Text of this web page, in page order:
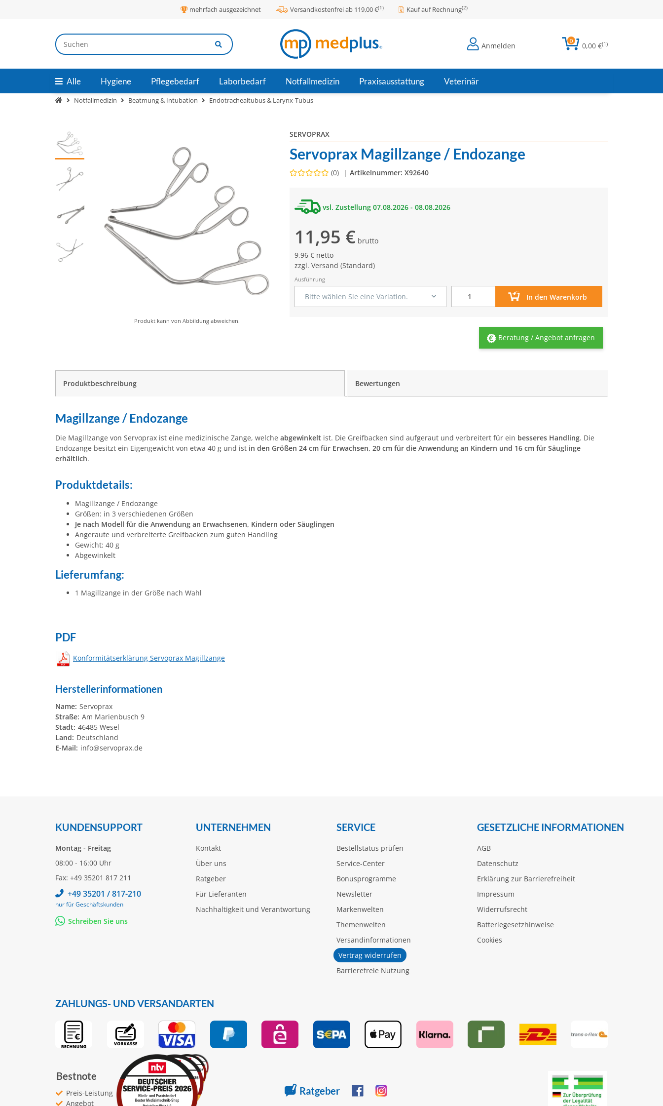
mehrfach ausgezeichnet Versandkostenfrei ab 119,00 €(1) Kauf auf Rechnung(2)
Anmelden
0
0,00 €(1)
Alle Hygiene Pflegebedarf Laborbedarf Notfallmedizin Praxisausstattung Veterinär
Notfallmedizin Beatmung & Intubation Endotrachealtubus & Larynx-Tubus
Produkt kann von Abbildung abweichen.
SERVOPRAX
Servoprax Magillzange / Endozange
(0) Artikelnummer: X92640
vsl. Zustellung 07.08.2026 - 08.08.2026
11,95 € brutto
9,96 € netto
zzgl. Versand (Standard)
Ausführung
Bitte wählen Sie eine Variation. In den Warenkorb
Beratung / Angebot anfragen
Produktbeschreibung
Bewertungen
Magillzange / Endozange
Die Magillzange von Servoprax ist eine medizinische Zange, welche abgewinkelt ist. Die Greifbacken sind aufgeraut und verbreitert für ein besseres Handling. Die
Endozange besitzt ein Eigengewicht von etwa 40 g und ist in den Größen 24 cm für Erwachsen, 20 cm für die Anwendung an Kindern und 16 cm für Säuglinge
erhältlich.
Produktdetails:
Magillzange / Endozange
Größen: in 3 verschiedenen Größen
Je nach Modell für die Anwendung an Erwachsenen, Kindern oder Säuglingen
Angeraute und verbreiterte Greifbacken zum guten Handling
Gewicht: 40 g
Abgewinkelt
Lieferumfang:
1 Magillzange in der Größe nach Wahl
PDF
Konformitätserklärung Servoprax Magillzange
Herstellerinformationen
Name: Servoprax
Straße: Am Marienbusch 9
Stadt: 46485 Wesel
Land: Deutschland
E-Mail: info@servoprax.de
KUNDENSUPPORT
Montag - Freitag
08:00 - 16:00 Uhr
Fax: +49 35201 817 211
+49 35201 / 817-210
nur für Geschäftskunden
Schreiben Sie uns
UNTERNEHMEN
Kontakt
Über uns
Ratgeber
Für Lieferanten
Nachhaltigkeit und Verantwortung
SERVICE
Bestellstatus prüfen
Service-Center
Bonusprogramme
Newsletter
Markenwelten
Themenwelten
Versandinformationen
Vertrag widerrufen
Barrierefreie Nutzung
GESETZLICHE INFORMATIONEN
AGB
Datenschutz
Erklärung zur Barrierefreiheit
Impressum
Widerrufsrecht
Batteriegesetzhinweise
Cookies
ZAHLUNGS- UND VERSANDARTEN
Bestnote
Preis-Leistung
Angebot
Ratgeber